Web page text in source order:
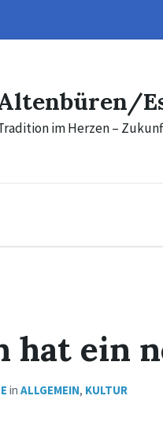
im Herzen –
hat ein
in ALLGEMEIN, KULTUR